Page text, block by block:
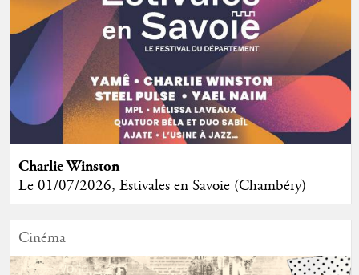
Charlie Winston
Le 01/07/2026, Estivales en Savoie (Chambéry)
Cinéma